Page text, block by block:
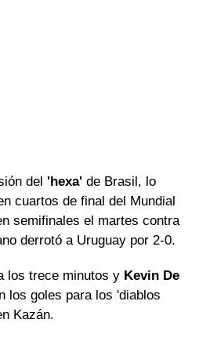
del 'hexa' de Brasil, lo
cuartos de final del Mundial
semifinales el martes contra
derrotó a Uruguay por 2-0.
los trece minutos y Kevin De
los goles para los 'diablos
Kazán.